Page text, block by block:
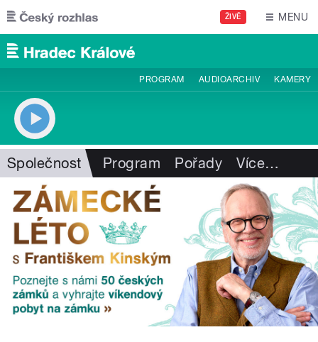
Přejít k hlavnímu obsahu
ŽIVĚ MENU
PROGRAM AUDIOARCHIV KAMERY
Společnost Program Pořady Více…